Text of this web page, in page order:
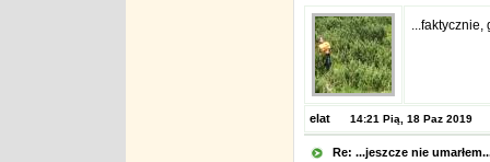
...faktycznie,
elat 14:21 Pią, 18 Paz 2019
Re: ...jeszcze nie